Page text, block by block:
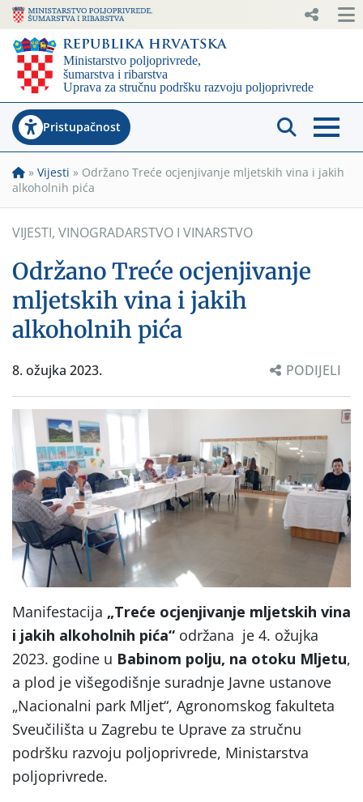
Pristupačnost
» Vijesti » Održano Treće ocjenjivanje mljetskih vina i jakih
alkoholnih pića
VIJESTI, VINOGRADARSTVO I VINARSTVO
Održano Treće ocjenjivanje
mljetskih vina i jakih
alkoholnih pića
8. ožujka 2023. PODIJELI
Manifestacija „Treće ocjenjivanje mljetskih vina
i jakih alkoholnih pića“ održana je 4. ožujka
2023. godine u Babinom polju, na otoku Mljetu,
a plod je višegodišnje suradnje Javne ustanove
„Nacionalni park Mljet“, Agronomskog fakulteta
Sveučilišta u Zagrebu te Uprave za stručnu
podršku razvoju poljoprivrede, Ministarstva
poljoprivrede.